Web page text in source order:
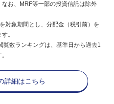
お、MRF等一部の投資信託は除外
対象期間とし、分配金（税引前）を
。
数ランキングは、基準日から過去1
詳細はこちら